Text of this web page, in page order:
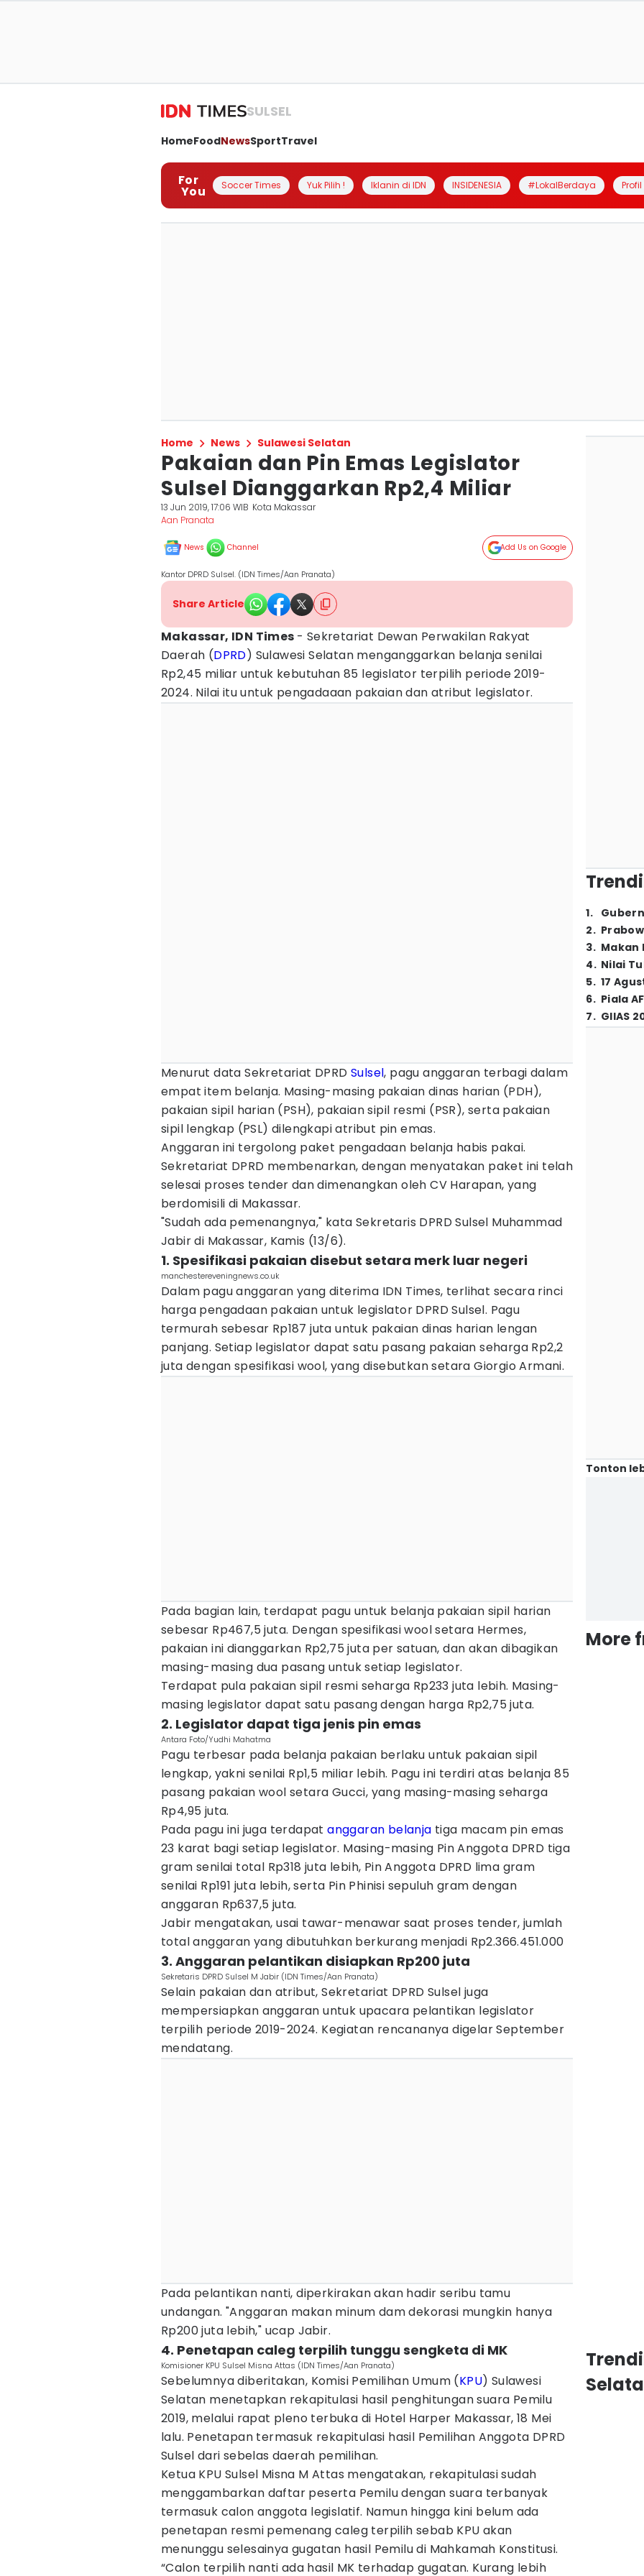
SULSEL
HomeFoodNewsSportTravel
For
You Soccer Times Yuk Pilih ! Iklanin di IDN INSIDENESIA #LokalBerdaya
Home News Sulawesi Selatan
Pakaian dan Pin Emas Legislator
Sulsel Dianggarkan Rp2,4 Miliar
13 Jun 2019, 17:06 WIB Kota Makassar
Aan Pranata
News Channel Add Us on Google
Kantor DPRD Sulsel. (IDN Times/Aan Pranata)
Share Article
Makassar, IDN Times - Sekretariat Dewan Perwakilan Rakyat
Daerah (DPRD) Sulawesi Selatan menganggarkan belanja senilai
Rp2,45 miliar untuk kebutuhan 85 legislator terpilih periode 2019-
2024. Nilai itu untuk pengadaaan pakaian dan atribut legislator.
Menurut data Sekretariat DPRD Sulsel, pagu anggaran terbagi dalam
empat item belanja. Masing-masing pakaian dinas harian (PDH),
pakaian sipil harian (PSH), pakaian sipil resmi (PSR), serta pakaian
sipil lengkap (PSL) dilengkapi atribut pin emas.
Anggaran ini tergolong paket pengadaan belanja habis pakai.
Sekretariat DPRD membenarkan, dengan menyatakan paket ini telah
selesai proses tender dan dimenangkan oleh CV Harapan, yang
berdomisili di Makassar.
"Sudah ada pemenangnya," kata Sekretaris DPRD Sulsel Muhammad
Jabir di Makassar, Kamis (13/6).
1. Spesifikasi pakaian disebut setara merk luar negeri
manchestereveningnews.co.uk
Dalam pagu anggaran yang diterima IDN Times, terlihat secara rinci
harga pengadaan pakaian untuk legislator DPRD Sulsel. Pagu
termurah sebesar Rp187 juta untuk pakaian dinas harian lengan
panjang. Setiap legislator dapat satu pasang pakaian seharga Rp2,2
juta dengan spesifikasi wool, yang disebutkan setara Giorgio Armani.
Pada bagian lain, terdapat pagu untuk belanja pakaian sipil harian
sebesar Rp467,5 juta. Dengan spesifikasi wool setara Hermes,
pakaian ini dianggarkan Rp2,75 juta per satuan, dan akan dibagikan
masing-masing dua pasang untuk setiap legislator.
Terdapat pula pakaian sipil resmi seharga Rp233 juta lebih. Masing-
masing legislator dapat satu pasang dengan harga Rp2,75 juta.
2. Legislator dapat tiga jenis pin emas
Antara Foto/Yudhi Mahatma
Pagu terbesar pada belanja pakaian berlaku untuk pakaian sipil
lengkap, yakni senilai Rp1,5 miliar lebih. Pagu ini terdiri atas belanja 85
pasang pakaian wool setara Gucci, yang masing-masing seharga
Rp4,95 juta.
Pada pagu ini juga terdapatanggaran belanja tiga macam pin emas
23 karat bagi setiap legislator. Masing-masing Pin Anggota DPRD tiga
gram senilai total Rp318 juta lebih, Pin Anggota DPRD lima gram
senilai Rp191 juta lebih, serta Pin Phinisi sepuluh gram dengan
anggaran Rp637,5 juta.
Jabir mengatakan, usai tawar-menawar saat proses tender, jumlah
total anggaran yang dibutuhkan berkurang menjadi Rp2.366.451.000
3. Anggaran pelantikan disiapkan Rp200 juta
Sekretaris DPRD Sulsel M Jabir (IDN Times/Aan Pranata)
Selain pakaian dan atribut, Sekretariat DPRD Sulsel juga
mempersiapkan anggaran untuk upacara pelantikan legislator
terpilih periode 2019-2024. Kegiatan rencananya digelar September
mendatang.
Pada pelantikan nanti, diperkirakan akan hadir seribu tamu
undangan. "Anggaran makan minum dam dekorasi mungkin hanya
Rp200 juta lebih," ucap Jabir.
4. Penetapan caleg terpilih tunggu sengketa di MK
Komisioner KPU Sulsel Misna Attas (IDN Times/Aan Pranata)
Sebelumnya diberitakan, Komisi Pemilihan Umum (KPU) Sulawesi
Selatan menetapkan rekapitulasi hasil penghitungan suara Pemilu
2019, melalui rapat pleno terbuka di Hotel Harper Makassar, 18 Mei
lalu. Penetapan termasuk rekapitulasi hasil Pemilihan Anggota DPRD
Sulsel dari sebelas daerah pemilihan.
Ketua KPU Sulsel Misna M Attas mengatakan, rekapitulasi sudah
menggambarkan daftar peserta Pemilu dengan suara terbanyak
termasuk calon anggota legislatif. Namun hingga kini belum ada
penetapan resmi pemenang caleg terpilih sebab KPU akan
menunggu selesainya gugatan hasil Pemilu di Mahkamah Konstitusi.
“Calon terpilih nanti ada hasil MK terhadap gugatan. Kurang lebih
1.
2.
3. Makan
4. Nilai
5. 17
6. Piala
7. GIIAS
Tonton
More